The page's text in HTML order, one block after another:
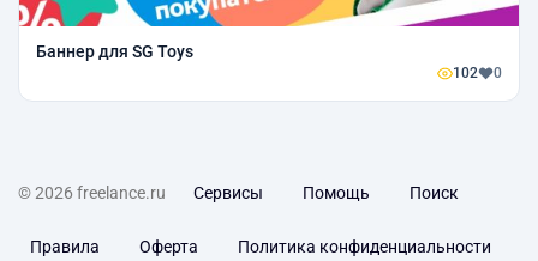
Баннер для SG Toys
102 0
© 2026 freelance.ru Сервисы Помощь Поиск
Правила Оферта Политика конфиденциальности